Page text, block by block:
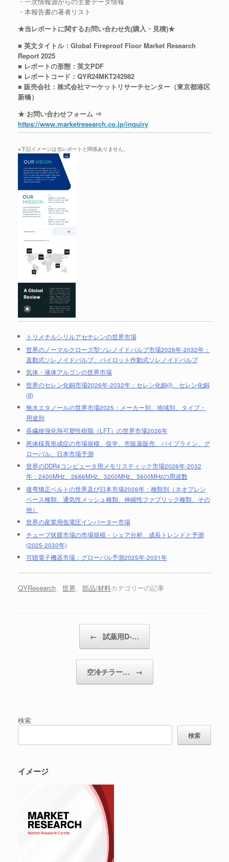
・本報告書の著者リスト
★当レポートに関するお問い合わせ先(購入・見積)★
■ 英文タイトル：Global Fireproof Floor Market Research
Report 2025
■ レポートの形態：英文PDF
■ レポートコード：QYR24MKT242982
■ 販売会社：株式会社マーケットリサーチセンター（東京都港区
新橋）
★ お問い合わせフォーム ⇒
https://www.marketresearch.co.jp/inquiry
※下記イメージは当レポートと関係ありません。
トリメチルシリルアセチレンの世界市場
世界のノーマルクローズ型ソレノイドバルブ市場2026年-2032年：
直動式ソレノイドバルブ、パイロット作動式ソレノイドバルブ
気体・液体アルゴンの世界市場
世界のセレン化銅市場2026年-2032年：セレン化銅(I)、セレン化銅
(II)
無水エタノールの世界市場2025：メーカー別、地域別、タイプ・
用途別
長繊維強化熱可塑性樹脂（LFT）の世界市場2026年
死体様異形成症の市場規模、疫学、市販薬販売、パイプライン、グ
ローバル、日本市場予測
世界のDDR4コンピュータ用メモリスティック市場2026年-2032
年：2400MHz、2666MHz、3200MHz、3600MHzの周波数
後弯矯正ベルトの世界及び日本市場2026年：種類別（ネオプレン
ベース種類、通気性メッシュ種類、伸縮性ファブリック種類、その
他）
世界の産業用低電圧インバーター市場
チューブ状膜市場の市場規模・シェア分析、成長トレンドと予測
(2025-2030年)
可聴電子機器市場：グローバル予測2025年-2031年
QYResearch、 世界、 部品/材料カテゴリーの記事
← 試薬用D-…
空冷チラー… →
検索
検索
イメージ